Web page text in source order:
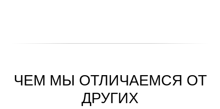
ЧЕМ МЫ ОТЛИЧАЕМСЯ ОТ
ДРУГИХ